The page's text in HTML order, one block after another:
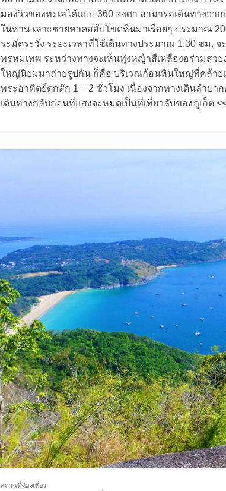
มองวิวของทะเลได้แบบ 360 องศา สามารถเดินทางจ
ในหาน เลาะชายหาดสลับโขดหินมาเรื่อยๆ ประมาณ
ระมัดระวัง ระยะเวลาที่ใช้เดินทางประมาณ 1.30 ชม.
พรหมเทพ ระหว่างทางจะเห็นทุ่งหญ้าสีเหลืองอร่ามส
ใหญ่นิยมมาถ่ายรูปกัน ก็คือ บริเวณก้อนหินใหญ่ที่คล้าย
พระอาทิตย์ตกสัก 1 – 2 ชั่วโมง เนื่องจากทางเดินลำบา
เดินทางกลับก่อนที่แสงจะหมดเป็นที่เที่ยวลับของภูเก็ต
สถานที่ท่องเที่ยว